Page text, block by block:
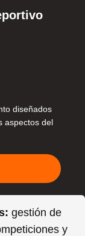
diseñados
aspectos del
gestión de
y